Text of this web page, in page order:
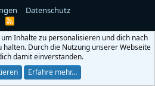
Datenschutz
R
SInhalte zu personalisieren und dich nach
Durch die Nutzung unserer Webseite
damit einverstanden.
Erfahre mehr…